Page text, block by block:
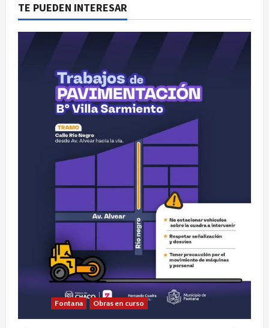
TE PUEDEN INTERESAR
Fontana Obras en curso